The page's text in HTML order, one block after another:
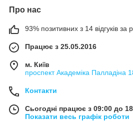
Про нас
93% позитивних з 14 відгуків за
Працює з 25.05.2016
м. Київ
проспект Академіка Палладіна
Контакти
Сьогодні працює з 09:00 до
Показати весь графік роботи